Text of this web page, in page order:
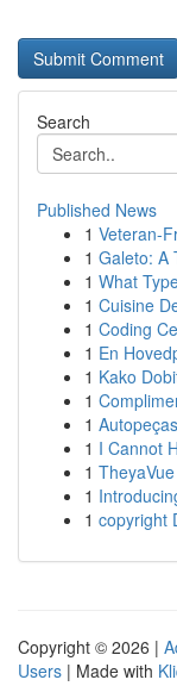
Search
Published News
1 Veteran-
1 Galeto: A
1 What
1 Cuisine
1 Coding
1 En
1 Kako
1
1
1 I Cannot
1
1
1 copyright
Copyright © 2026 |
Users | Made with